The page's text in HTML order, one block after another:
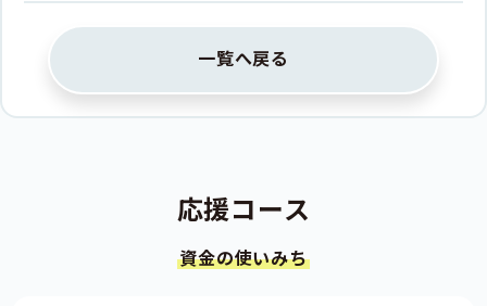
一覧へ戻る
応援コース
資金の使いみち